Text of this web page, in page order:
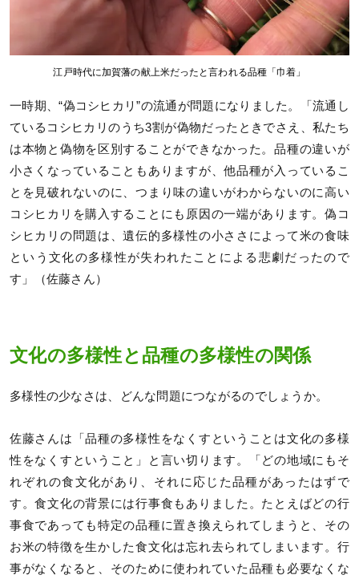
江戸時代に加賀藩の献上米だったと言われる品種「巾着」
一時期、“偽コシヒカリ”の流通が問題になりました。「流通し
ているコシヒカリのうち3割が偽物だったときでさえ、私たち
は本物と偽物を区別することができなかった。品種の違いが
小さくなっていることもありますが、他品種が入っているこ
とを見破れないのに、つまり味の違いがわからないのに高い
コシヒカリを購入することにも原因の一端があります。偽コ
シヒカリの問題は、遺伝的多様性の小ささによって米の食味
という文化の多様性が失われたことによる悲劇だったので
す」（佐藤さん）
文化の多様性と品種の多様性の関係
多様性の少なさは、どんな問題につながるのでしょうか。
佐藤さんは「品種の多様性をなくすということは文化の多様
性をなくすということ」と言い切ります。「どの地域にもそ
れぞれの食文化があり、それに応じた品種があったはずで
す。食文化の背景には行事食もありました。たとえばどの行
事食であっても特定の品種に置き換えられてしまうと、その
お米の特徴を生かした食文化は忘れ去られてしまいます。行
事がなくなると、そのために使われていた品種も必要なくな